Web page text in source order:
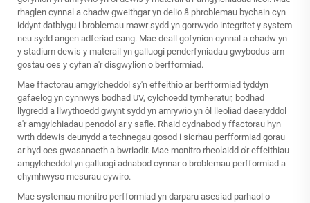
rhaglen cynnal a chadw gweithgar yn delio â phroblemau bychain cyn
iddynt datblygu i broblemau mawr sydd yn gorrwydo integritet y system
neu sydd angen adferiad eang. Mae deall gofynion cynnal a chadw yn
y stadium dewis y materail yn galluogi penderfyniadau gwybodus am
gostau oes y cyfan a'r disgwylion o berfformiad.
Mae ffactorau amgylcheddol sy'n effeithio ar berfformiad tyddyn
gafaelog yn cynnwys bodhad UV, cylchoedd tymheratur, bodhad
llygredd a llwythoedd gwynt sydd yn amrywio yn ôl lleoliad daearyddol
a'r amgylchiadau penodol ar y safle. Rhaid cydnabod y ffactorau hyn
wrth ddewis deunydd a technegau gosod i sicrhau perfformiad gorau
ar hyd oes gwasanaeth a bwriadir. Mae monitro rheolaidd o'r effeithiau
amgylcheddol yn galluogi adnabod cynnar o broblemau perfformiad a
chymhwyso mesurau cywiro.
Mae systemau monitro perfformiad yn darparu asesiad parhaol o